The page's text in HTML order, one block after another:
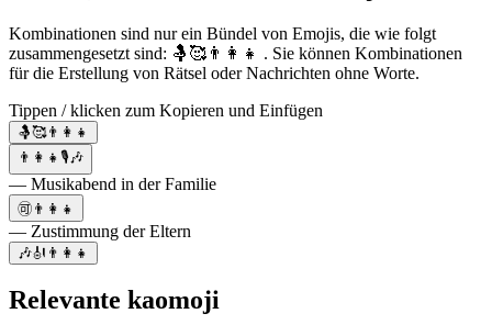
Kombinationen sind nur ein Bündel von Emojis, die wie folgt
zusammengesetzt sind: 🤱🥰👨‍👩‍👧 . Sie können Kombinationen
für die Erstellung von Rätsel oder Nachrichten ohne Worte.
Tippen / klicken zum Kopieren und Einfügen
🤱🥰👨‍👩‍👧
👨‍👩‍👧🎙️🎶
— Musikabend in der Familie
🉑👨‍👩‍👧
— Zustimmung der Eltern
🎶🎻👨‍👩‍👧
Relevante kaomoji